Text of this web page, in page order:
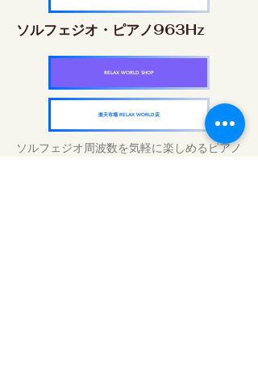
ソルフェジオ・ピアノ963Hz
RELAX WORLD SHOP
楽天市場 RELAX WORLD店
ソルフェジオ周波数を気軽に楽しめるピアノ